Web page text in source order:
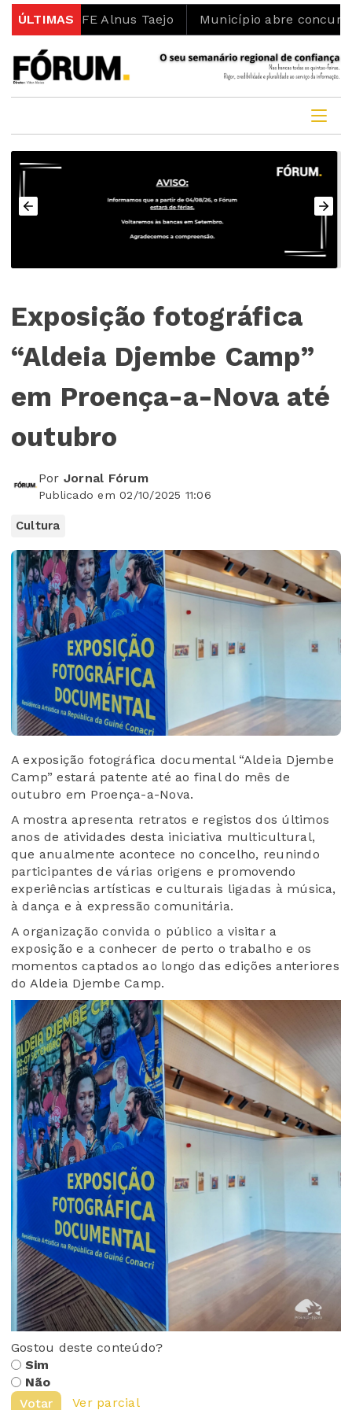
ÚLTIMAS
Alnus Taejo Município abre concurso para
Exposição fotográfica
“Aldeia Djembe Camp”
em Proença-a-Nova até
outubro
Por Jornal Fórum
Publicado em 02/10/2025 11:06
Cultura
A exposição fotográfica documental “Aldeia Djembe
Camp” estará patente até ao final do mês de
outubro em Proença-a-Nova.
A mostra apresenta retratos e registos dos últimos
anos de atividades desta iniciativa multicultural,
que anualmente acontece no concelho, reunindo
participantes de várias origens e promovendo
experiências artísticas e culturais ligadas à música,
à dança e à expressão comunitária.
A organização convida o público a visitar a
exposição e a conhecer de perto o trabalho e os
momentos captados ao longo das edições anteriores
do Aldeia Djembe Camp.
Gostou deste conteúdo?
Sim
Não
Votar
Ver parcial